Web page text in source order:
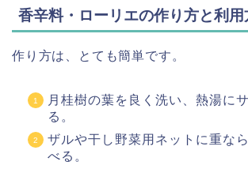
香辛料・ローリエの作り方と利用
作り方は、とても簡単です。
月桂樹の葉を良く洗い、熱湯に
る。
ザルや干し野菜用ネットに重な
べる。